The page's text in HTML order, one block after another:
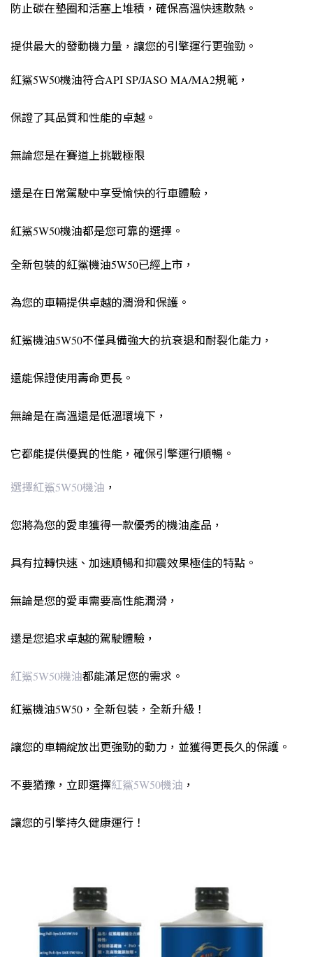
防止碳在墊圈和活塞上堆積，確保高溫快速散熱。
提供最大的發動機力量，讓您的引擎運行更強勁。
紅鯊5W50機油符合API SP/JASO MA/MA2規範，
保證了其品質和性能的卓越。
無論您是在賽道上挑戰極限
還是在日常駕駛中享受愉快的行車體驗，
紅鯊5W50機油都是您可靠的選擇。
全新包裝的紅鯊機油5W50已經上市，
為您的車輛提供卓越的潤滑和保護。
紅鯊機油5W50不僅具備強大的抗衰退和耐裂化能力，
還能保證使用壽命更長。
無論是在高溫還是低溫環境下，
它都能提供優異的性能，確保引擎運行順暢。
選擇紅鯊5W50機油 ，
您將為您的愛車獲得一款優秀的機油產品，
具有拉轉快速、加速順暢和抑震效果極佳的特點。
無論是您的愛車需要高性能潤滑，
還是您追求卓越的駕駛體驗，
紅鯊5W50機油都能滿足您的需求。
紅鯊機油5W50，全新包裝，全新升級！
讓您的車輛綻放出更強勁的動力，並獲得更長久的保護。
不要猶豫，立即選擇紅鯊5W50機油 ，
讓您的引擎持久健康運行！